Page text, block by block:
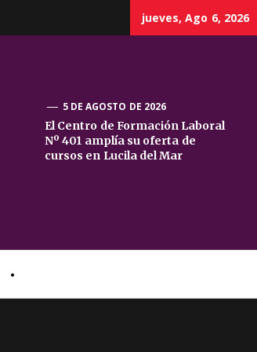
jueves, Ago 6, 2026
5 DE AGOSTO DE 2026
El Centro de Formación Laboral
Nº 401 amplía su oferta de
cursos en Lucila del Mar
•